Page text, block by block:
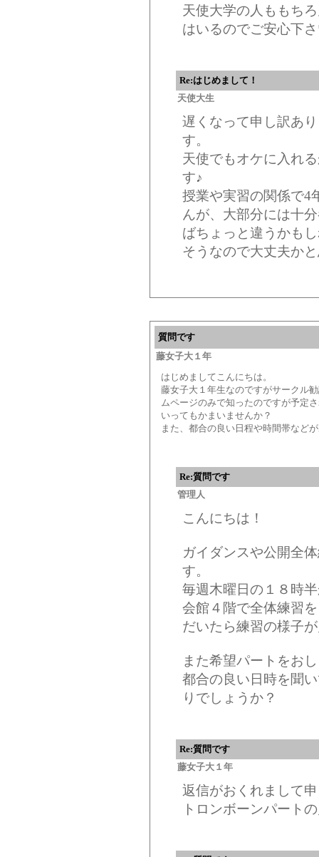
天使大学の人ももち
はいるのでご安心下
Re:はじめまして！
天使大生
遅くなって申し訳あ
す。
天使でもオケに入れ
す♪
授業や実習の関係で4
んが、大部分には十
ばちょっと違うかも
そうなので大丈夫か
質問です
藤女子大１年
はじめましてこんにちは。
藤女子大１年生なのですがサークル
ムページのみで知ったのですが予定
いってもかまいませんか？
また、都合の良い日程や時間帯など
Re:質問です
管理人
こんにちは！
ガイダンスや公開全
す。
毎週木曜日の１８時
会館４階で全体練習
だいたら練習の様子
また希望パートをお
都合の良い日時を聞
りでしょうか？
Re:質問です
藤女子大１年
返信がおくれまして
トロンボーンパート